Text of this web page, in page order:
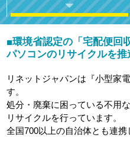
■環境省認定の「宅配便回
パソコンのリサイクルを推
リネットジャパンは『小型家
す。
処分・廃棄に困っている不用
リサイクルを行っています。
全国700以上の自治体とも連携